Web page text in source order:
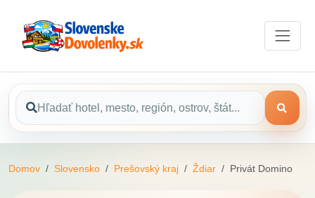
Domov Slovensko Prešovský kraj Ždiar Privát Domino